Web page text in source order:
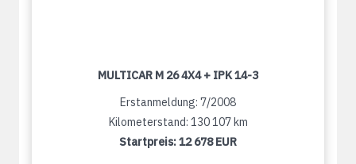
MULTICAR M 26 4X4 + IPK 14-3
Erstanmeldung: 7/2008
Kilometerstand: 130 107 km
Startpreis:12 678 EUR